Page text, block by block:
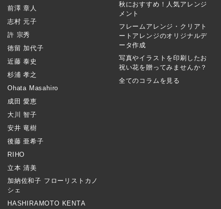
前澤 章人
志村 元子
許 宗秀
徳留 加代子
近藤 泰史
杉浦 孝之
Ohata Masahiro
成田 愛恵
大川 智子
安井 竜樹
後藤 亜希子
RIHO
立本 清美
加納佐和子 フローリストカノ
シェ
HASHIRAMOTO KENTA
秋におすすめ！人気アレンジ
メント
フレームアレンジ・クリアト
ートアレンジのオリジナルデ
ータ作成
写真やイラストを印刷したお
祝い花を贈ってみませんか？
全てのコラムを見る